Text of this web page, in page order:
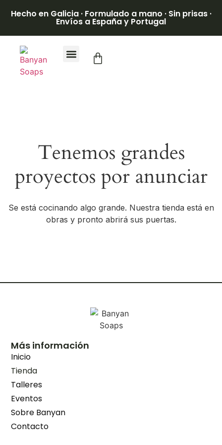
Hecho en Galicia · Formulado a mano · Sin prisas ·
Envíos a España y Portugal
Tenemos grandes
proyectos por anunciar
Se está cocinando algo grande. Nuestra tienda está en
obras y pronto abrirá sus puertas.
Más información
Inicio
Tienda
Talleres
Eventos
Sobre Banyan
Contacto